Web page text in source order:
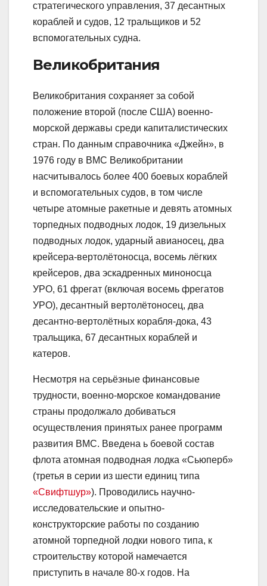
стратегического управления, 37 десантных
кораблей и судов, 12 тральщиков и 52
вспомогательных судна.
Великобритания
Великобритания сохраняет за собой
положение второй (после США) военно-
морской державы среди капиталистических
стран. По данным справочника «Джейн», в
1976 году в ВМС Великобритании
насчитывалось более 400 боевых кораблей
и вспомогательных судов, в том числе
четыре атомные ракетные и девять атомных
торпедных подводных лодок, 19 дизельных
подводных лодок, ударный авианосец, два
крейсера-вертолётоносца, восемь лёгких
крейсеров, два эскадренных миноносца
УРО, 61 фрегат (включая восемь фрегатов
УРО), десантный вертолётоносец, два
десантно-вертолётных корабля-дока, 43
тральщика, 67 десантных кораблей и
катеров.
Несмотря на серьёзные финансовые
трудности, военно-морское командование
страны продолжало добиваться
осуществления принятых ранее программ
развития ВМС. Введена ь боевой состав
флота атомная подводная лодка «Сьюперб»
(третья в серии из шести единиц типа
«Свифтшур»). Проводились научно-
исследовательские и опытно-
конструкторские работы по созданию
атомной торпедной лодки нового типа, к
строительству которой намечается
приступить в начале 80-х годов. На